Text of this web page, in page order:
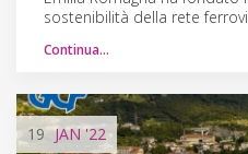
sostenibilità della rete
Continua…
19 JAN'22